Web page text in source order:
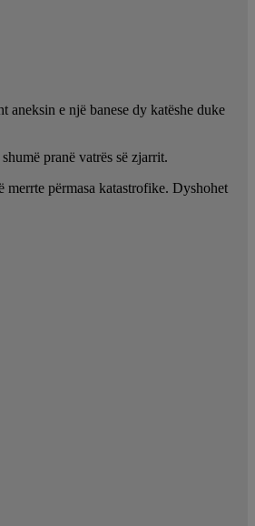
aneksin e një banese dy katëshe duke
pranë vatrës së zjarrit.
përmasa katastrofike. Dyshohet